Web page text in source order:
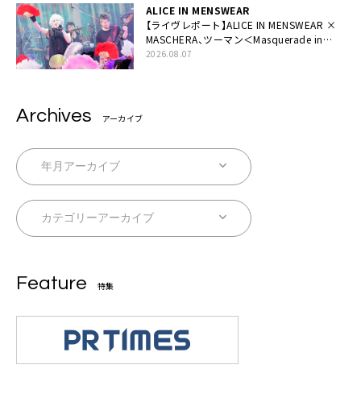
ALICE IN MENSWEAR
【ライヴレポート】ALICE IN MENSWEAR ×
MASCHERA、ツーマン＜Masquerade in
Wonderland＞に一夜限り豪華共演と14年
2026.08.07
Archives アーカイブ
Feature 特集